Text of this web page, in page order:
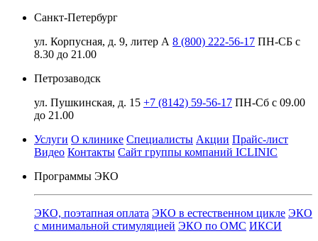
Санкт-Петербург
ул. Корпусная, д. 9, литер А 8 (800) 222-56-17 ПН-СБ с
8.30 до 21.00
Петрозаводск
ул. Пушкинская, д. 15 +7 (8142) 59-56-17 ПН-Сб с 09.00
до 21.00
Услуги О клинике Специалисты Акции Прайс-лист
Видео Контакты Сайт группы компаний ICLINIC
Программы ЭКО
ЭКО, поэтапная оплата ЭКО в естественном цикле ЭКО
с минимальной стимуляцией ЭКО по ОМС ИКСИ